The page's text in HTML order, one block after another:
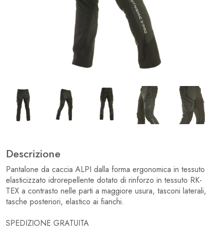
Descrizione
Pantalone da caccia ALPI dalla forma ergonomica in tessuto
elasticizzato idrorepellente dotato di rinforzo in tessuto RK-
TEX a contrasto nelle parti a maggiore usura, tasconi laterali,
tasche posteriori, elastico ai fianchi.
SPEDIZIONE GRATUITA